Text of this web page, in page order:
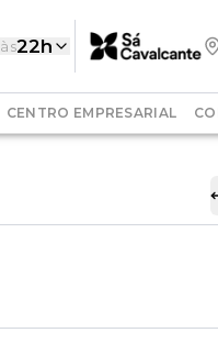
às22h
CENTRO EMPRESARIAL